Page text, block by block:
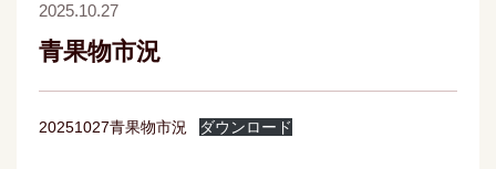
2025.10.27
青果物市況
20251027青果物市況 ダウンロード